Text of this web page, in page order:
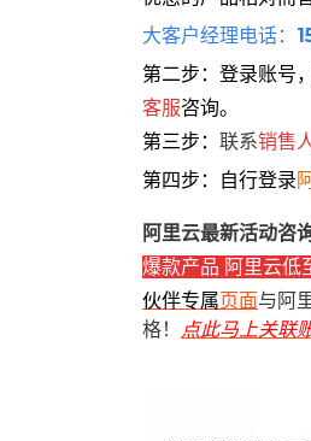
大客户经理电话：
第二步：登录账号
客服咨询。
第三步： 联系销售
第四步：自行登录
阿里云最新活动咨
爆款产品 阿里云低
伙伴专属页面与阿
格！ 点此马上关联